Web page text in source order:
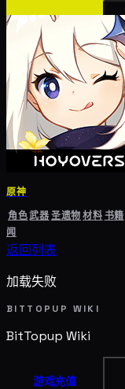
原神
角色武器圣遗物材料书籍
闻
返回列表
加载失败
BITTOPUP WIKI
BitTopup Wiki
游戏充值